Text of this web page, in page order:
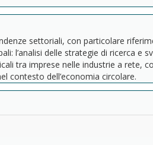
settoriali, con particolare
l’analisi delle strategie di ricerca e
tra imprese nelle industrie a rete,
contesto dell’economia circolare.